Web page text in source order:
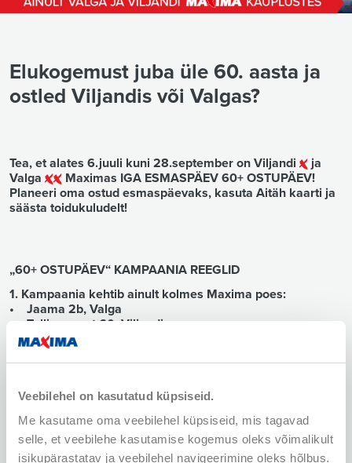
Veebilehel on kasutatud küpsiseid.
Me kasutame oma veebilehel küpsiseid, mis tagavad
selle, et veebilehe kasutamise kogemus oleks võimalikult
isikupärastatav ja veebilehel navigeerimine oleks hõlbus.
Elukogemust juba üle 60. aasta ja
ostled Viljandis või Valgas?
Tea, et alates 6.juuli kuni 28.september on Viljandi
ja
Valga
Maximas IGA ESMASPÄEV 60+ OSTUPÄEV!
Planeeri oma ostud esmaspäevaks, kasuta Aitäh kaarti ja
säästa toidukuludelt!
„60+ OSTUPÄEV“ KAMPAANIA REEGLID
1. Kampaania kehtib ainult kolmes Maxima poes:
• Jaama 2b, Valga
• Tallinna mnt 60, Viljandi
• Vaksali 11, Viljandi
tootekategooriad 15% odavamalt.
3. Kampaania periood: 06.07.2026 kuni 28.09.2026
4. Soodustus kehtib esmaspäeviti (06.07, 13.07, 20.07,